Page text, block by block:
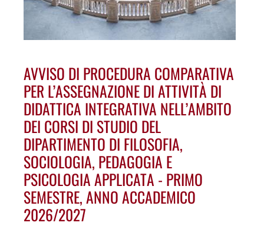
AVVISO DI PROCEDURA COMPARATIVA
PER L’ASSEGNAZIONE DI ATTIVITÀ DI
DIDATTICA INTEGRATIVA NELL’AMBITO
DEI CORSI DI STUDIO DEL
DIPARTIMENTO DI FILOSOFIA,
SOCIOLOGIA, PEDAGOGIA E
PSICOLOGIA APPLICATA - PRIMO
SEMESTRE, ANNO ACCADEMICO
2026/2027